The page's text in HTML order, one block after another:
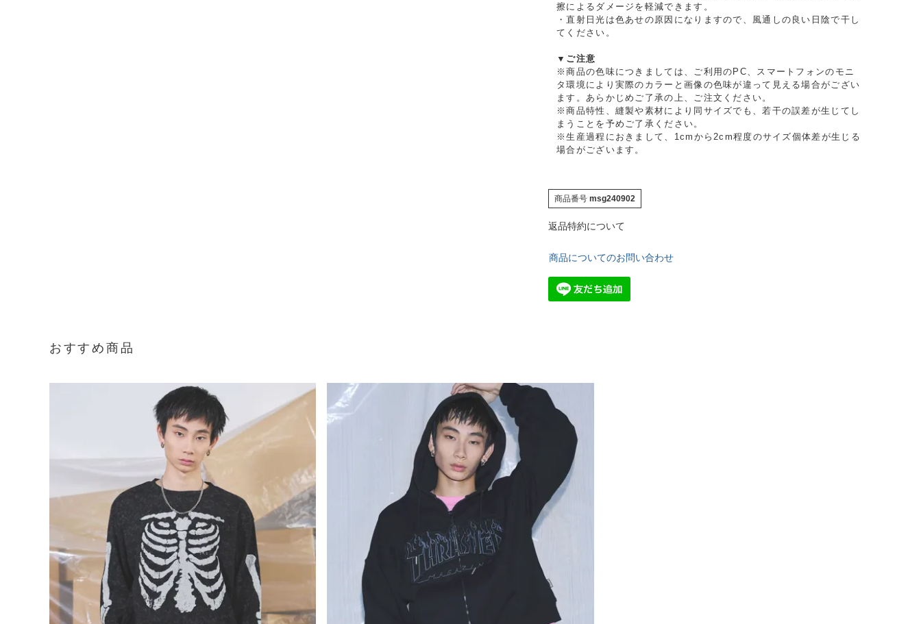
擦によるダメージを軽減できます。
・直射日光は色あせの原因になりますので、風通しの良い日陰で干し
てください。
▼ご注意
※商品の色味につきましては、ご利用のPC、スマートフォンのモニ
タ環境により実際のカラーと画像の色味が違って見える場合がござい
ます。あらかじめご了承の上、ご注文ください。
※商品特性、縫製や素材により同サイズでも、若干の誤差が生じてし
まうことを予めご了承ください。
※生産過程におきまして、1cmから2cm程度のサイズ個体差が生じる
場合がございます。
商品番号 msg240902
返品特約について
商品についてのお問い合わせ
おすすめ商品